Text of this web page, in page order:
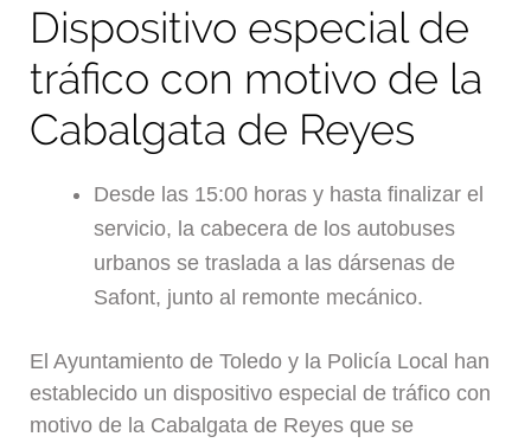
Dispositivo especial de
tráfico con motivo de la
Cabalgata de Reyes
Desde las 15:00 horas y hasta finalizar el
servicio, la cabecera de los autobuses
urbanos se traslada a las dársenas de
Safont, junto al remonte mecánico.
El Ayuntamiento de Toledo y la Policía Local han
establecido un dispositivo especial de tráfico con
motivo de la Cabalgata de Reyes que se